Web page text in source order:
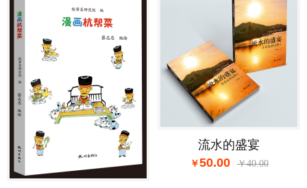
流水的盛宴
50.00
40.00